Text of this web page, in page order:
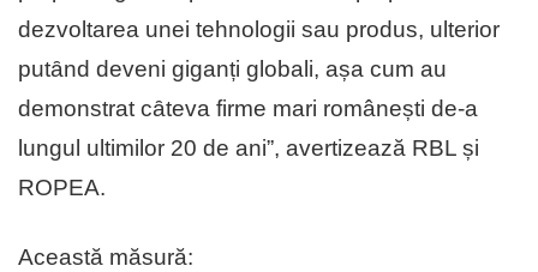
dezvoltarea unei tehnologii sau produs, ulterior
putȃnd deveni giganți globali, așa cum au
demonstrat cȃteva firme mari românești de-a
lungul ultimilor 20 de ani”, avertizează RBL și
ROPEA.
Această măsură: